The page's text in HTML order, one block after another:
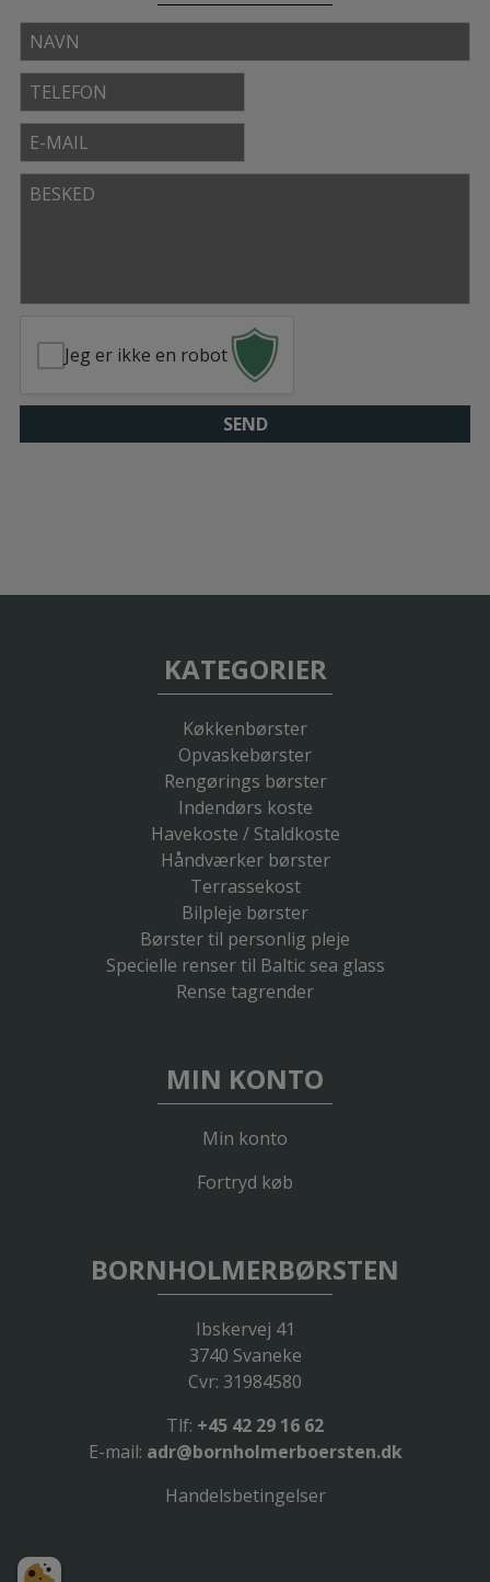
Navn
Telefon
E-
mail
Besked
Jeg er ikke en robot
KATEGORIER
Køkkenbørster
Opvaskebørster
Rengørings børster
Indendørs koste
Havekoste / Staldkoste
Håndværker børster
Terrassekost
Bilpleje børster
Børster til personlig pleje
Specielle renser til Baltic sea glass
Rense tagrender
MIN KONTO
Min konto
Fortryd køb
BORNHOLMERBØRSTEN
Ibskervej 41
3740 Svaneke
Cvr: 31984580
Tlf: +45 42 29 16 62
E-mail: adr@bornholmerboersten.dk
Handelsbetingelser